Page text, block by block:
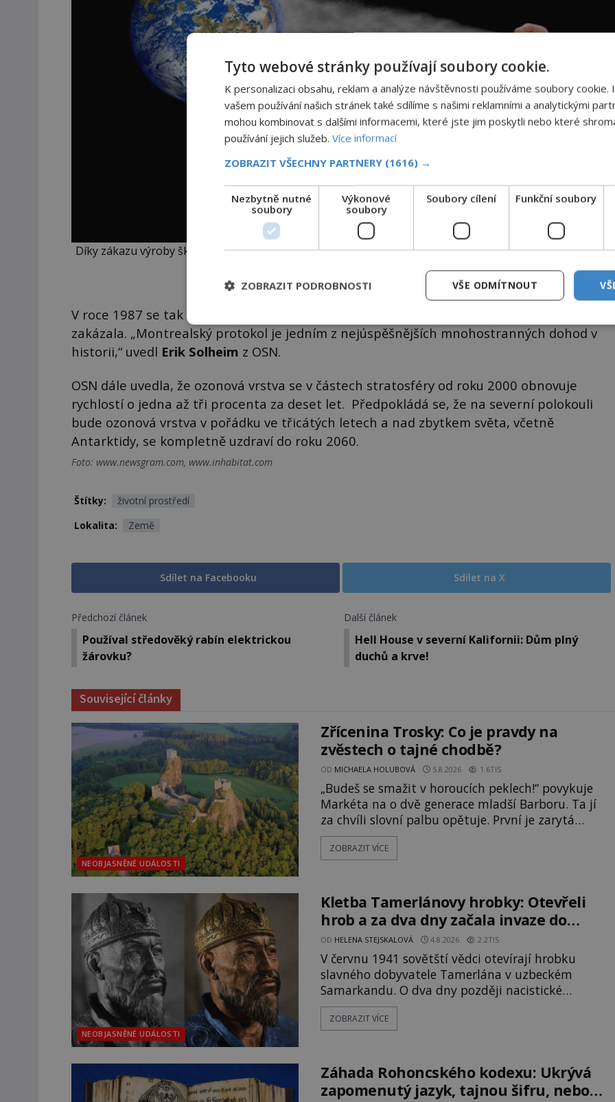
Díky zákazu výroby škodlivých látek (především freonů) se ozonová vrstva tak rychle obnovuje, že za pár
desítek let může být jako znovuzrozená.
V roce 1987 se tak výroba těchto škodlivých látek díky Montrealskému protokolu
zakázala. „Montrealský protokol je jedním z nejúspěšnějších mnohostranných dohod v
historii,“ uvedl Erik Solheim z OSN.
OSN dále uvedla, že ozonová vrstva se v částech stratosféry od roku 2000 obnovuje
rychlostí o jedna až tři procenta za deset let. Předpokládá se, že na severní polokouli
bude ozonová vrstva v pořádku ve třicátých letech a nad zbytkem světa, včetně
Antarktidy, se kompletně uzdraví do roku 2060.
Foto: www.newsgram.com, www.inhabitat.com
Štítky:
životní prostředí
Lokalita:
Země
Sdílet na Facebooku Sdílet na X
Předchozí článek
Používal středověký rabín elektrickou
žárovku?
Další článek
Hell House v severní Kalifornii: Dům plný
duchů a krve!
Související články
NEOBJASNĚNÉ UDÁLOSTI
Zřícenina Trosky: Co je pravdy na
zvěstech o tajné chodbě?
OD MICHAELA HOLUBOVÁ 5.8.2026 1.6TIS
„Budeš se smažit v horoucích peklech!“ povykuje
Markéta na o dvě generace mladší Barboru. Ta jí
za chvíli slovní palbu opětuje. První je zarytá
katolička, druhá přesvědčená kališnice. A každá z
nich se usídlí na jedné z věží slavného hradu
manželku má skutečně jistou
ZOBRAZIT VÍCE
NEOBJASNĚNÉ UDÁLOSTI
Kletba Tamerlánovy hrobky: Otevřeli
hrob a za dva dny začala invaze do
SSSR. Náhoda, nebo varování?
OD HELENA STEJSKALOVÁ 4.8.2026 2.2TIS
V červnu 1941 sovětští vědci otevírají hrobku
slavného dobyvatele Tamerlána v uzbeckém
Samarkandu. O dva dny později nacistické
Německo zahajuje operaci Barbarossa a napadá
Sovětský svaz. Shoda dat je natolik zarážející, že
fascinující souhru okolností? Když antropolog
Michail Gerasimov (1907-1970) a
ZOBRAZIT VÍCE
Záhada Rohoncského kodexu: Ukrývá
zapomenutý jazyk, tajnou šifru, nebo
Tyto webové stránky používají soubory cookie.
K personalizaci obsahu, reklam a analýze návštěvnosti používáme soubory cookie.
vašem používání našich stránek také sdílíme s našimi reklamními a analytickými
mohou kombinovat s dalšími informacemi, které jste jim poskytli nebo které
používání jejich služeb. Více informací
ZOBRAZIT VŠECHNY PARTNERY (1616) →
Nezbytně nutné
soubory
Výkonové
soubory
Soubory cílení Funkční soubory
VŠE ODMÍTNOUT
ZOBRAZIT PODROBNOSTI